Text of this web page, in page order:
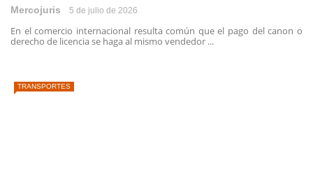
Mercojuris 5 de julio de 2026
En el comercio internacional resulta común que el pago del canon o
derecho de licencia se haga al mismo vendedor ...
TRANSPORTES